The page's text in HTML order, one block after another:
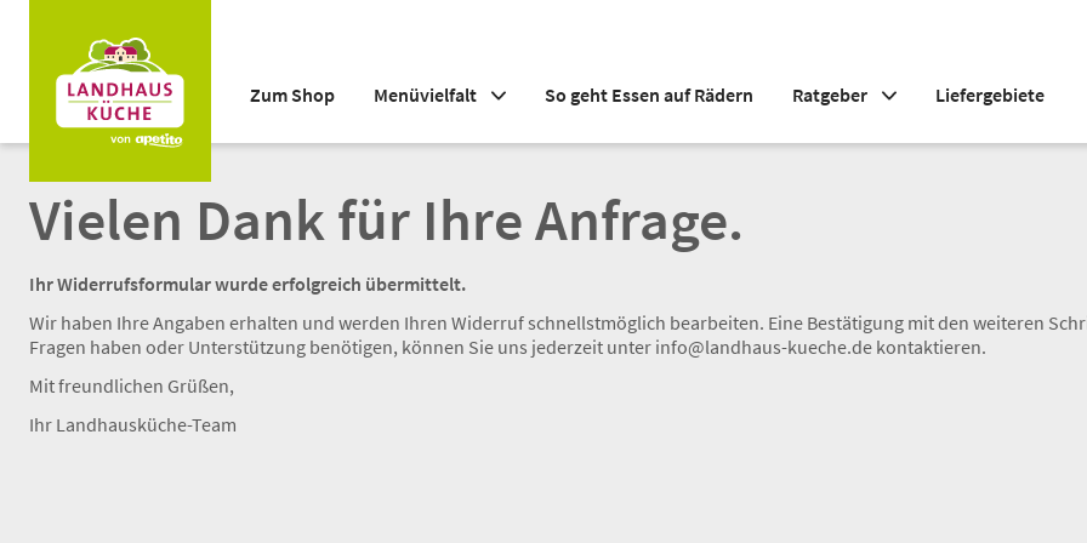
Zum Shop Menüvielfalt So geht Essen auf Rädern Ratgeber Liefergebiete
Vielen Dank für Ihre Anfrage.
Ihr Widerrufsformular wurde erfolgreich übermittelt.
Wir haben Ihre Angaben erhalten und werden Ihren Widerruf schnellstmöglich bearbeiten. Eine Bestätigung mit den weiteren
Fragen haben oder Unterstützung benötigen, können Sie uns jederzeit unter info@landhaus-kueche.de kontaktieren.
Mit freundlichen Grüßen,
Ihr Landhausküche-Team